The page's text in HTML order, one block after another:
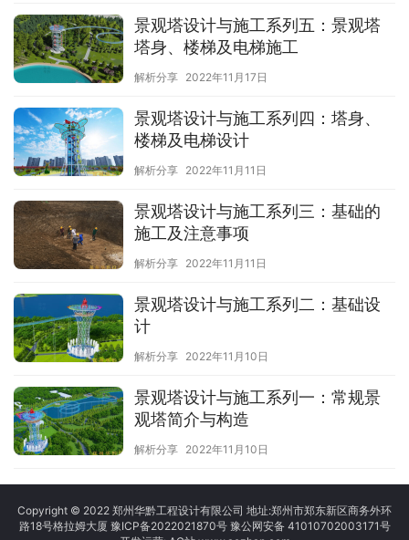
景观塔设计与施工系列五：景观塔
塔身、楼梯及电梯施工
解析分享 2022年11月17日
景观塔设计与施工系列四：塔身、
楼梯及电梯设计
解析分享 2022年11月11日
景观塔设计与施工系列三：基础的
施工及注意事项
解析分享 2022年11月11日
景观塔设计与施工系列二：基础设
计
解析分享 2022年11月10日
景观塔设计与施工系列一：常规景
观塔简介与构造
解析分享 2022年11月10日
Copyright © 2022 郑州华黔工程设计有限公司 地址:郑州市郑东新区商务外环
路18号格拉姆大厦 豫ICP备2022021870号 豫公网安备 41010702003171号